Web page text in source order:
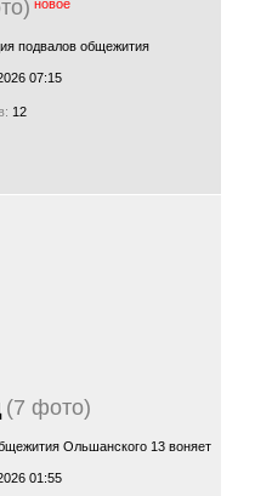
новое
подвалов общежития
07:15
12
(7 фото)
Ольшанского 13 воняет
01:55